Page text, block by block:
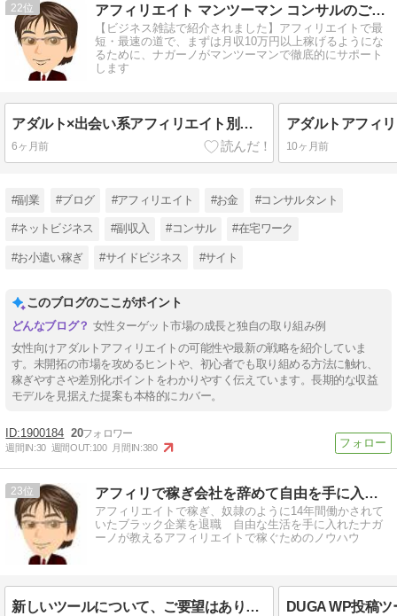
22 アフィリエイト マンツーマン コンサルのご案内
【ビジネス雑誌で紹介されました】アフィリエイトで最
短・最速の道で、まずは月収10万円以上稼げるようにな
るために、ナガーノがマンツーマンで徹底的にサポート
します
アダルト×出会い系アフィリエイト別サイト運用を学べる書籍紹介
6ヶ月前 10ヶ月前
#副業 #ブログ #アフィリエイト #お金 #コンサルタント
#ネットビジネス #副収入 #コンサル #在宅ワーク
#お小遣い稼ぎ #サイドビジネス #サイト
このブログのここがポイント
女性ターゲット市場の成長と独自の取り組み例
女性向けアダルトアフィリエイトの可能性や最新の戦略を紹介していま
す。未開拓の市場を攻めるヒントや、初心者でも取り組める方法に触れ、
稼ぎやすさや差別化ポイントをわかりやすく伝えています。長期的な収益
モデルを見据えた提案も本格的にカバー。
1900184 20
週間IN:30 週間OUT:100 月間IN:380
23 アフィリで稼ぎ会社を辞めて自由を手に入れたナガーノのブログ
アフィリエイトで稼ぎ、奴隷のように14年間働かされて
いたブラック企業を退職 自由な生活を手に入れたナガ
ーノが教えるアフィリエイトで稼ぐためのノウハウ
新しいツールについて、ご要望はありませんか？